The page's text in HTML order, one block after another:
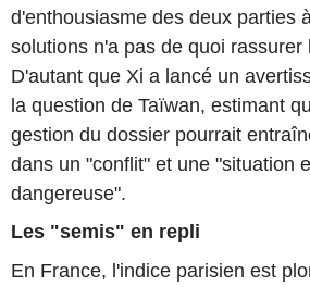
d'enthousiasme des deux parties
solutions n'a pas de quoi rassurer
D'autant que Xi a lancé un
la question de Taïwan, estimant
gestion du dossier pourrait
dans un "conflit" et une "situation
dangereuse".
Les "semis" en repli
En France, l'indice parisien est